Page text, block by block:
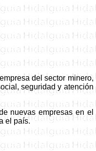
del sector minero,
seguridad y atención
nuevas empresas en el
el país.